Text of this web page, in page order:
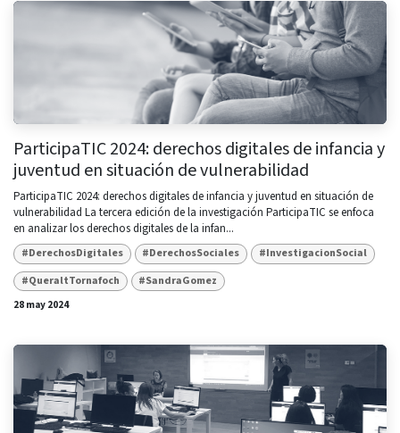
ParticipaTIC 2024: derechos digitales de infancia y
juventud en situación de vulnerabilidad
ParticipaTIC 2024: derechos digitales de infancia y juventud en situación de
vulnerabilidad La tercera edición de la investigación ParticipaTIC se enfoca
en analizar los derechos digitales de la infan...
#DerechosDigitales #DerechosSociales
#InvestigacionSocial
#QueraltTornafoch
#SandraGomez
28 may 2024